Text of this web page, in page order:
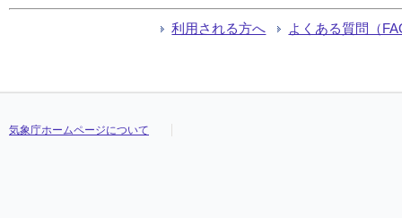
利用される方へ よくある質問（
気象庁ホームページについて